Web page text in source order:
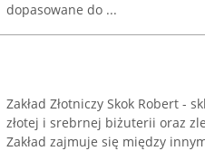
dopasowane do ...
Zakład Złotniczy Skok Robert -
złotej i srebrnej biżuterii oraz
Zakład zajmuje się między